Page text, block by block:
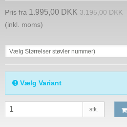
Pris fra 1.995,00 DKK 3.195,00 DKK
(inkl. moms)
Vælg Størrelser støvler nummer)
Vælg Variant
stk.